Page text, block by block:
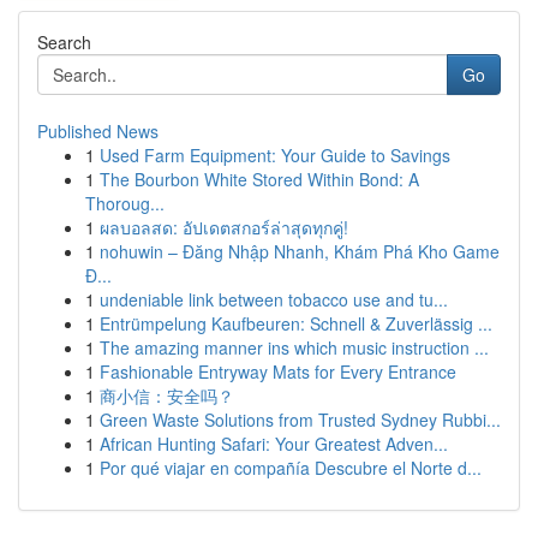
Search
Go
Published News
1 Used Farm Equipment: Your Guide to Savings
1 The Bourbon White Stored Within Bond: A
Thoroug...
1 ผลบอลสด: อัปเดตสกอร์ล่าสุดทุกคู่!
1 nohuwin – Đăng Nhập Nhanh, Khám Phá Kho Game
Đ...
1 undeniable link between tobacco use and tu...
1 Entrümpelung Kaufbeuren: Schnell & Zuverlässig ...
1 The amazing manner ins which music instruction ...
1 Fashionable Entryway Mats for Every Entrance
1 商小信：安全吗？
1 Green Waste Solutions from Trusted Sydney Rubbi...
1 African Hunting Safari: Your Greatest Adven...
1 Por qué viajar en compañía Descubre el Norte d...